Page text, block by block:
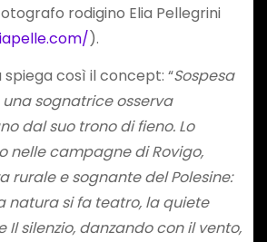
rodigino Elia Pellegrini
).
così il concept: “Sospesa
sognatrice osserva
dal suo trono di fieno. Lo
nelle campagne di Rovigo,
rurale e sognante del Polesine:
natura si fa teatro, la quiete
Il silenzio, danzando con il vento,